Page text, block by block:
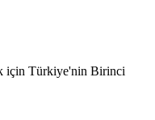
için Türkiye'nin Birinci